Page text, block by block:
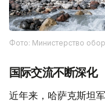
Фото: Министерство
国际交流不断深化
近年来，哈萨克斯坦